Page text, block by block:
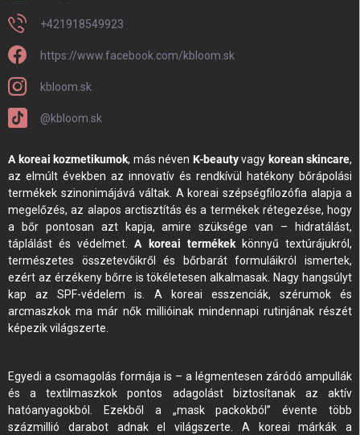
+421918549923
https://www.facebook.com/kbloom.sk
kbloom.sk
@kbloom.sk
A koreai kozmetikumok, más néven K-beautyvagy korean skincare,
az elmúlt években az innovatív és rendkívül hatékony bőrápolási
termékek szinonimájává váltak. A koreai szépségfilozófia alapja a
megelőzés, az alapos arctisztítás és a termékek rétegezése, hogy
a bőr pontosan azt kapja, amire szüksége van – hidratálást,
táplálást és védelmet.A koreai termékekkönnyű textúrájukról,
természetes összetevőikről és bőrbarát formuláikról ismertek,
ezért az érzékeny bőrre is tökéletesen alkalmasak. Nagy hangsúlyt
kap az SPF-védelem is. A koreai esszenciák, szérumok és
arcmaszkok ma már nők millióinak mindennapi rutinjának részét
képezik világszerte.
Egyedi a csomagolás formája is – a légmentesen záródó ampullák
és a textilmaszkok pontos adagolást biztosítanak az aktív
hatóanyagokból. Ezekből a „mask packokból” évente több
százmillió darabot adnak el világszerte. A koreai márkák a